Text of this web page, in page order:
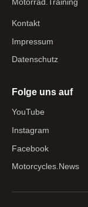
Kontakt
Impressum
Datenschutz
Folge uns auf
YouTube
Instagram
Facebook
Motorcycles.News